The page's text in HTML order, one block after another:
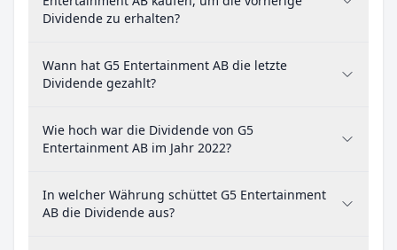
Dividende zu erhalten?
Wann hat G5 Entertainment AB die letzte
Dividende gezahlt?
Wie hoch war die Dividende von G5
Entertainment AB im Jahr 2022?
In welcher Währung schüttet G5 Entertainment
AB die Dividende aus?